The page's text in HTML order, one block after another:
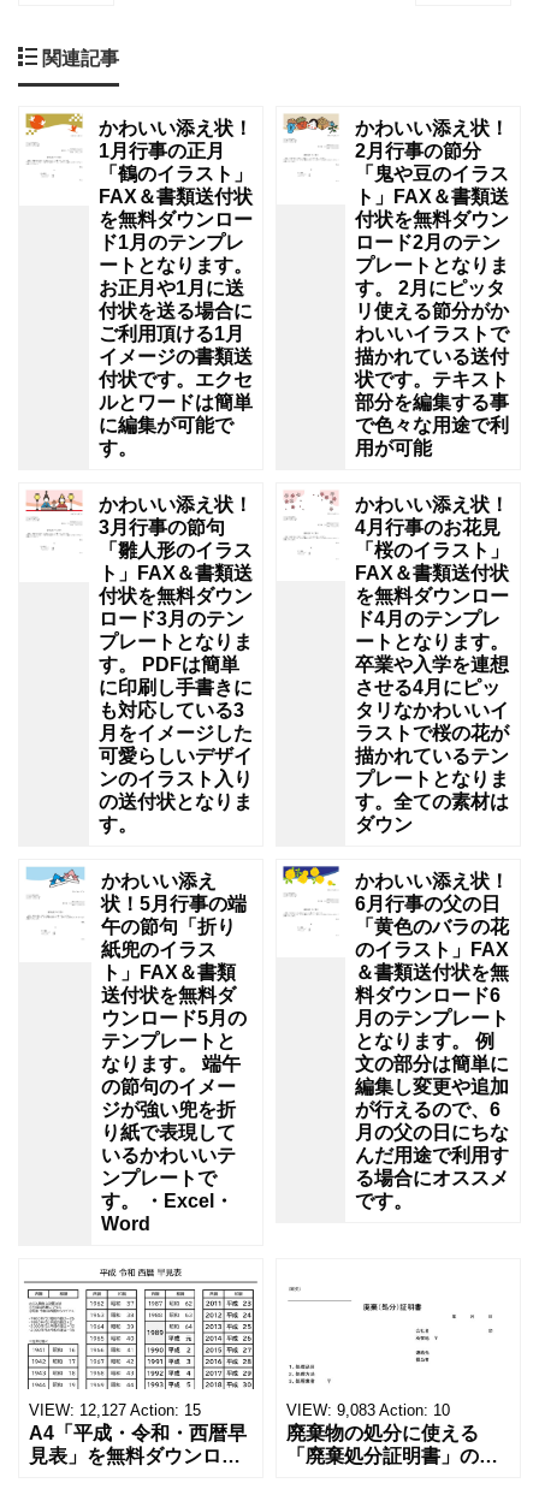
関連記事
かわいい添え状！
1月行事の正月
「鶴のイラスト」
FAX＆書類送付状
を無料ダウンロー
ド1月のテンプレ
ートとなります。
お正月や1月に送
付状を送る場合に
ご利用頂ける1月
イメージの書類送
付状です。エクセ
ルとワードは簡単
に編集が可能で
す。
かわいい添え状！
2月行事の節分
「鬼や豆のイラス
ト」FAX＆書類送
付状を無料ダウン
ロード2月のテン
プレートとなりま
す。 2月にピッタ
リ使える節分がか
わいいイラストで
描かれている送付
状です。テキスト
部分を編集する事
で色々な用途で利
用が可能
かわいい添え状！
3月行事の節句
「雛人形のイラス
ト」FAX＆書類送
付状を無料ダウン
ロード3月のテン
プレートとなりま
す。 PDFは簡単
に印刷し手書きに
も対応している3
月をイメージした
可愛らしいデザイ
ンのイラスト入り
の送付状となりま
す。
かわいい添え状！
4月行事のお花見
「桜のイラスト」
FAX＆書類送付状
を無料ダウンロー
ド4月のテンプレ
ートとなります。
卒業や入学を連想
させる4月にピッ
タリなかわいいイ
ラストで桜の花が
描かれているテン
プレートとなりま
す。全ての素材は
ダウン
かわいい添え
状！5月行事の端
午の節句「折り
紙兜のイラス
ト」FAX＆書類
送付状を無料ダ
ウンロード5月の
テンプレートと
なります。 端午
の節句のイメー
ジが強い兜を折
り紙で表現して
いるかわいいテ
ンプレートで
す。 ・Excel・
Word
かわいい添え状！
6月行事の父の日
「黄色のバラの花
のイラスト」FAX
＆書類送付状を無
料ダウンロード6
月のテンプレート
となります。 例
文の部分は簡単に
編集し変更や追加
が行えるので、6
月の父の日にちな
んだ用途で利用す
る場合にオススメ
です。
VIEW: 12,127 Action: 15
A4「平成・令和・西暦早
見表」を無料ダウンロー
VIEW: 9,083 Action: 10
廃棄物の処分に使える
「廃棄処分証明書」の無